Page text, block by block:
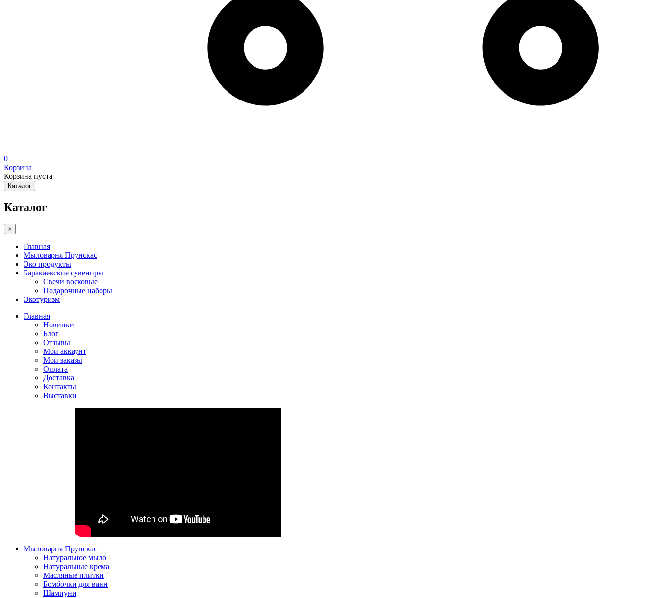
0
Корзина
Корзина пуста
Каталог
Каталог
×
Главная
Мыловарня Прунскас
Эко продукты
Баракаевские сувениры
Свечи восковые
Подарочные наборы
Экотуризм
Главная
Новинки
Блог
Отзывы
Мой аккаунт
Мои заказы
Оплата
Доставка
Контакты
Выставки
Мыловарня Прунскас
Натуральное мыло
Натуральные крема
Масляные плитки
Бомбочки для ванн
Шампуни